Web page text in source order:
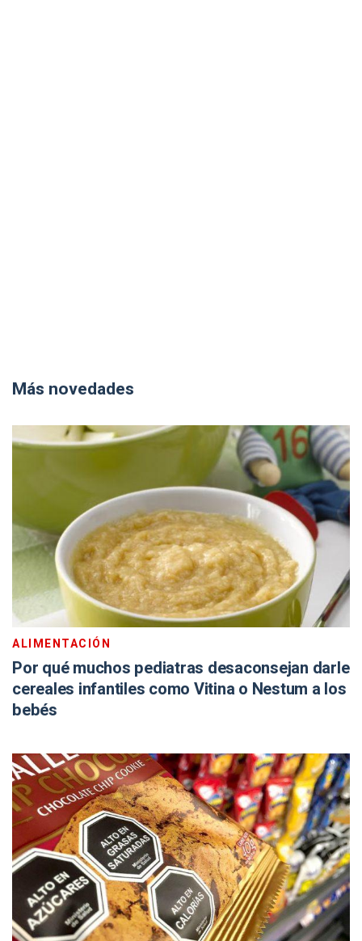
Más novedades
ALIMENTACIÓN
Por qué muchos pediatras desaconsejan darle
cereales infantiles como Vitina o Nestum a los
bebés